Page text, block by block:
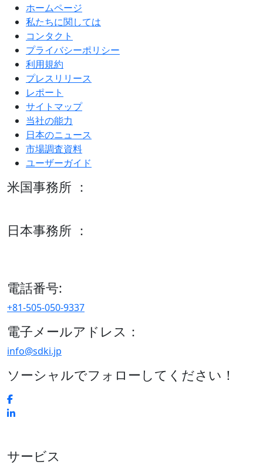
ホームページ
私たちに関しては
コンタクト
プライバシーポリシー
利用規約
プレスリリース
レポート
サイトマップ
当社の能力
日本のニュース
市場調査資料
ユーザーガイド
米国事務所 ：
日本事務所 ：
電話番号:
+81-505-050-9337
電子メールアドレス：
info@sdki.jp
ソーシャルでフォローしてください！
サービス